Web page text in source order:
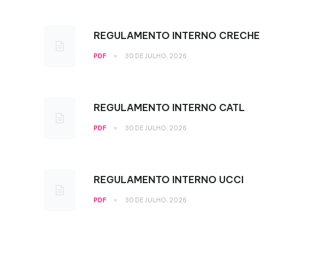
REGULAMENTO INTERNO CRECHE
PDF • 30 DE JULHO, 2026
REGULAMENTO INTERNO CATL
PDF • 30 DE JULHO, 2026
REGULAMENTO INTERNO UCCI
PDF • 30 DE JULHO, 2026